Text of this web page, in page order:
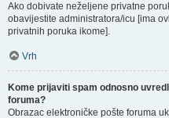
Ako dobivate neželjene privatne
obavijestite administratora/icu [ima
privatnih poruka ikome].
Vrh
Kome prijaviti spam odnosno
foruma?
Obrazac elektroničke pošte foruma